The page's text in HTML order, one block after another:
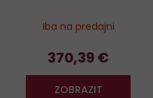
Iba na predajni
370,39 €
ZOBRAZIT